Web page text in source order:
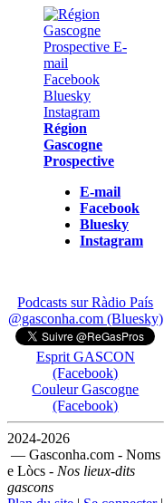
Région
Gascogne
Prospective
E-mail
Facebook
Bluesky
Instagram
Podcasts sur Ràdio País
@gasconha.com (Bluesky)
Esprit GASCON
(Facebook)
Couleur Gascogne
(Facebook)
2024-2026
— Gasconha.com - Noms
e Lòcs - Nos lieux-dits
gascons